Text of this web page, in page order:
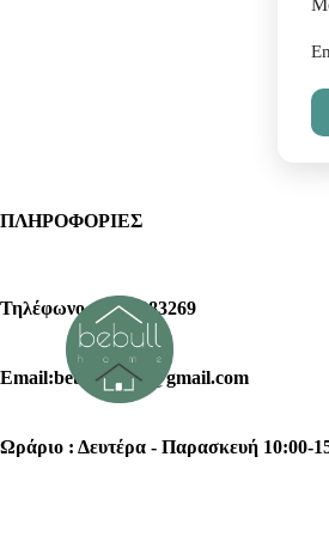
ΠΛΗΡΟΦΟΡΙΕΣ
Τηλέφωνο : 2102383269
Email:bebullhome@gmail.com
Ωράριο : Δευτέρα - Παρασκευή 10:00-